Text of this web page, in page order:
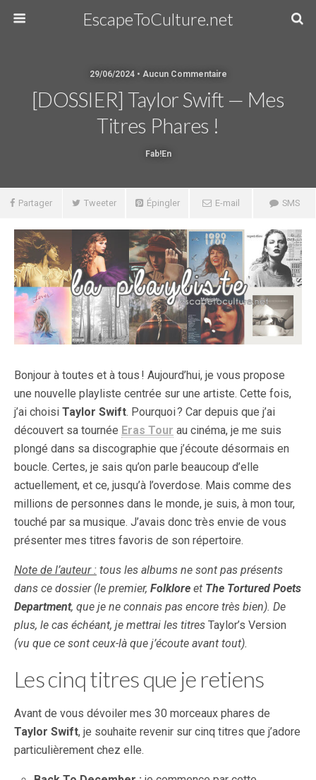
EscapeToCulture.net
29/06/2024 • Aucun Commentaire
[DOSSIER] Taylor Swift — Mes
Titres Phares !
Fab!en
Partager Tweeter Épingler E-mail SMS
Bonjour à toutes et à tous ! Aujourd’hui, je vous propose
une nouvelle playliste centrée sur une artiste. Cette fois,
j’ai choisi Taylor Swift. Pourquoi ? Car depuis que j’ai
découvert sa tournée Eras Tour au cinéma, je me suis
plongé dans sa discographie que j’écoute désormais en
boucle. Certes, je sais qu’on parle beaucoup d’elle
actuellement, et ce, jusqu’à l’overdose. Mais comme des
millions de personnes dans le monde, je suis, à mon tour,
touché par sa musique. J’avais donc très envie de vous
présenter mes titres favoris de son répertoire.
Note de l’auteur : tous les albums ne sont pas présents
dans ce dossier (le premier, Folklore et The Tortured Poets
Department, que je ne connais pas encore très bien). De
plus, le cas échéant, je mettrai les titres Taylor’s Version
(vu que ce sont ceux-là que j’écoute avant tout).
Les cinq titres que je retiens
Avant de vous dévoiler mes 30 morceaux phares de
Taylor Swift, je souhaite revenir sur cinq titres que j’adore
particulièrement chez elle.